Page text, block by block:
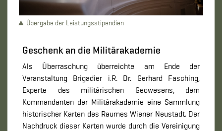
Übergabe der Leistungsstipendien
Geschenk an die Militärakademie
Als Überraschung überreichte am Ende der
Veranstaltung Brigadier i.R. Dr. Gerhard Fasching,
Experte des militärischen Geowesens, dem
Kommandanten der Militärakademie eine Sammlung
historischer Karten des Raumes Wiener Neustadt. Der
Nachdruck dieser Karten wurde durch die Vereinigung